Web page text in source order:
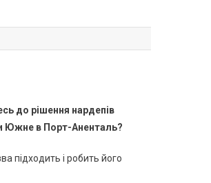
до рішення нардепів
Южне в Порт-Аненталь?
підходить і робить його